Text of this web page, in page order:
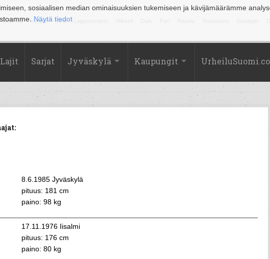
sosiaalisen median ominaisuuksien tukemiseen ja kävijämäärämme
Näytä tiedot
Kouvola Kuopio Lahti
Lajit Sarjat Jyväskylä Kaupungit
8.6.1985 Jyväskylä
pituus: 181 cm
paino: 98 kg
17.11.1976 Iisalmi
pituus: 176 cm
paino: 80 kg